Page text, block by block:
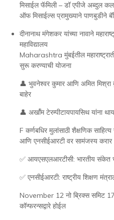
मिसाईल फॅमिली – डॉ एपीजे अब्दुल
ऑफ मिसाईल्स प्रामुख्याने पाणबुडीने
दीनानाथ मंगेशकर यांच्या नावाने
महाविद्यालय
Maharashtra मुंबईतील
सुरू करण्याची योजना
👤 भुवनेश्वर कुमार आणि अमित
बाहेर
👤 अर्खॉम टेरम्पीटायपायसिथ यांना
F कर्णबधिर मुलांसाठी शैक्षणिक
आणि एनसीईआरटी वर सामंजस्य करार
✅ आयएसएलआरटीसी: भारतीय संकेत
✅ एनसीईआरटी: राष्ट्रीय शिक्षण
November 12 नो ब्रिक्स समिट 17
कॉन्फरन्सद्वारे होईल